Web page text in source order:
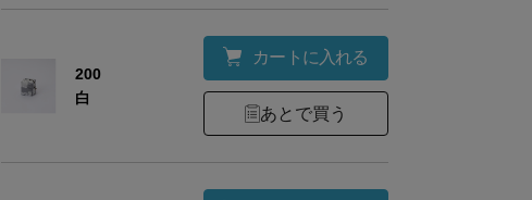
200
白
カートに入れる
あとで買う